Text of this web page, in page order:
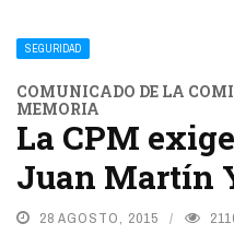
SEGURIDAD
COMUNICADO DE LA
MEMORIA
La CPM
Juan Martín
28 AGOSTO, 2015